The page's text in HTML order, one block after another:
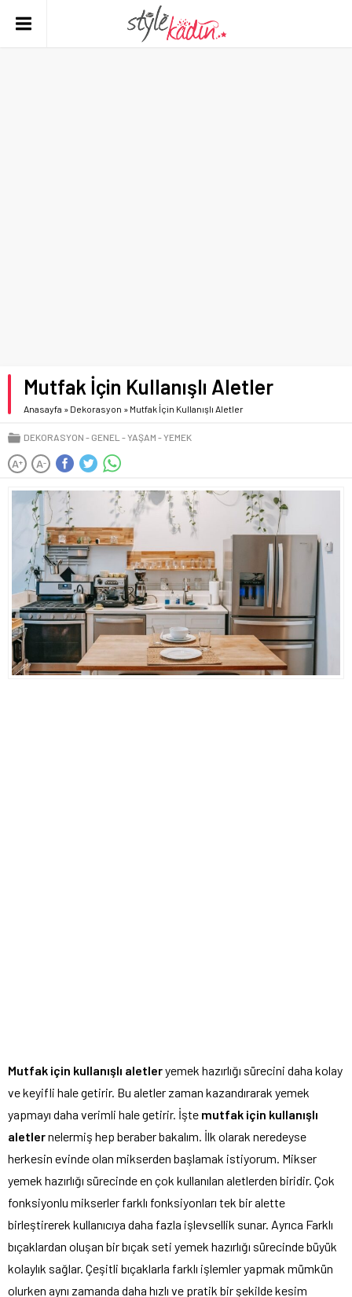
Mutfak İçin Kullanışlı Aletler
Anasayfa » Dekorasyon » Mutfak İçin Kullanışlı Aletler
DEKORASYON GENEL YAŞAM YEMEK
A+ A-
Mutfak için kullanışlı aletleryemek hazırlığı sürecini daha kolay
ve keyifli hale getirir. Bu aletler zaman kazandırarak yemek
yapmayı daha verimli hale getirir. İşte mutfak için kullanışlı
aletlernelermiş hep beraber bakalım. İlk olarak neredeyse
herkesin evinde olan mikserden başlamak istiyorum. Mikser
yemek hazırlığı sürecinde en çok kullanılan aletlerden biridir. Çok
fonksiyonlu mikserler farklı fonksiyonları tek bir alette
birleştirerek kullanıcıya daha fazla işlevsellik sunar. Ayrıca Farklı
bıçaklardan oluşan bir bıçak seti yemek hazırlığı sürecinde büyük
kolaylık sağlar. Çeşitli bıçaklarla farklı işlemler yapmak mümkün
olurken aynı zamanda daha hızlı ve pratik bir şekilde kesim